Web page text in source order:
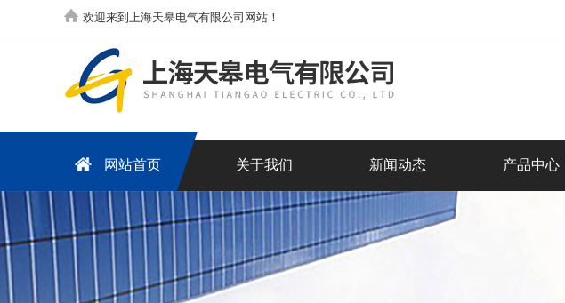
欢迎来到上海天皋电气有限公司网站！
网站首页 关于我们 新闻动态 产品中心